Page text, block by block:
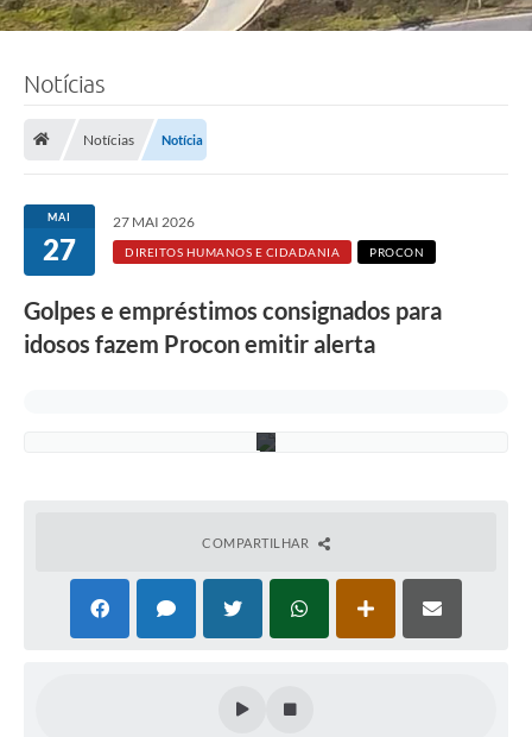
Notícias
Notícias Notícia
MAI
27
27 MAI 2026
DIREITOS HUMANOS E CIDADANIA PROCON
Golpes e empréstimos consignados para
idosos fazem Procon emitir alerta
l
l
c
d
P
COMPARTILHAR